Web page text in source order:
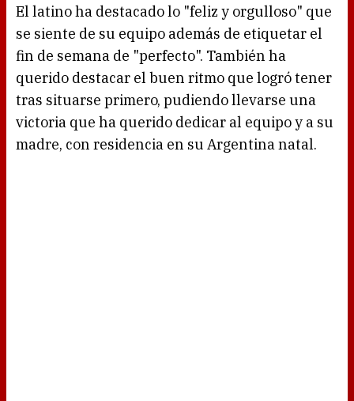
El latino ha destacado lo "feliz y orgulloso" que
se siente de su equipo además de etiquetar el
fin de semana de "perfecto". También ha
querido destacar el buen ritmo que logró tener
tras situarse primero, pudiendo llevarse una
victoria que ha querido dedicar al equipo y a su
madre, con residencia en su Argentina natal.